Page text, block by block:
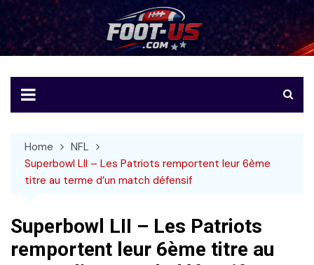
to
content
Foot-US
Le football américain en français
Home
NFL
Superbowl LII – Les Patriots remportent leur 6ème
titre au terme d’un match défensif
Superbowl LII – Les Patriots
remportent leur 6ème titre au